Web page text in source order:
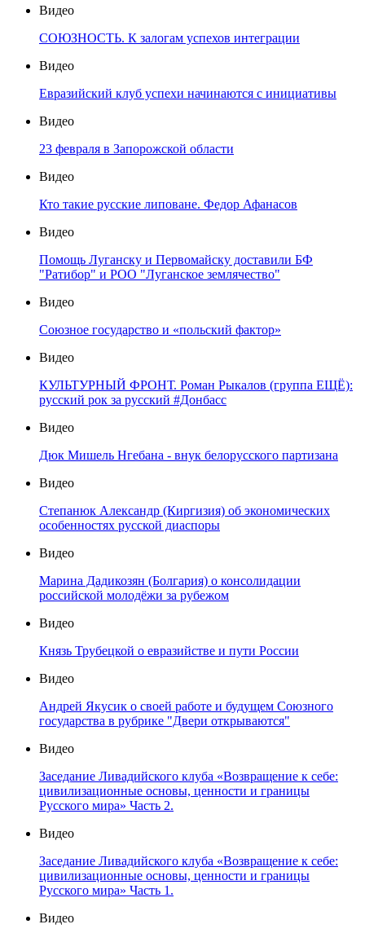
Видео
СОЮЗНОСТЬ. К залогам успехов интеграции
Видео
Евразийский клуб успехи начинаются с инициативы
Видео
23 февраля в Запорожской области
Видео
Кто такие русские липоване. Федор Афанасов
Видео
Помощь Луганску и Первомайску доставили БФ
"Ратибор" и РОО "Луганское землячество"
Видео
Союзное государство и «польский фактор»
Видео
КУЛЬТУРНЫЙ ФРОНТ. Роман Рыкалов (группа ЕЩЁ):
русский рок за русский #Донбасс
Видео
Дюк Мишель Нгебана - внук белорусского партизана
Видео
Степанюк Александр (Киргизия) об экономических
особенностях русской диаспоры
Видео
Марина Дадикозян (Болгария) о консолидации
российской молодёжи за рубежом
Видео
Князь Трубецкой о евразийстве и пути России
Видео
Андрей Якусик о своей работе и будущем Союзного
государства в рубрике "Двери открываются"
Видео
Заседание Ливадийского клуба «Возвращение к себе:
цивилизационные основы, ценности и границы
Русского мира» Часть 2.
Видео
Заседание Ливадийского клуба «Возвращение к себе:
цивилизационные основы, ценности и границы
Русского мира» Часть 1.
Видео